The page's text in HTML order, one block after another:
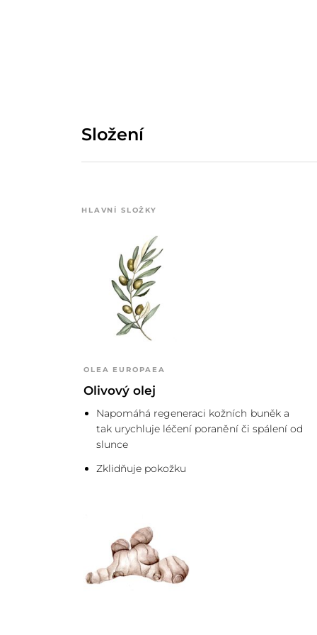
2
Pomocí konečků prstů vmasírujte
(včetně očního okolí) i krku. Nechte
užívejte si symfonii blahodárných vůní.
Složení
HLAVNÍ SLOŽKY
OLEA EUROPAEA
Olivový olej
Napomáhá regeneraci kožních buněk a
tak urychluje léčení poranění či spálení od
slunce
Zklidňuje pokožku